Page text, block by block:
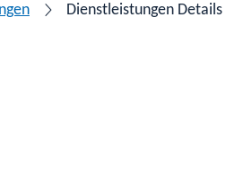
Dienstleistungen Details